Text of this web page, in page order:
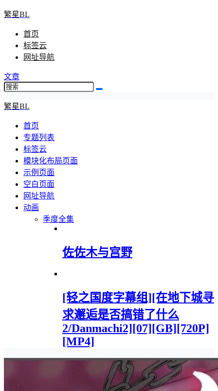
繁星BL
首页
标签云
网址导航
文章
繁星BL
首页
专题列表
标签云
模块化布局页面
示例页面
空白页面
网址导航
动画
季度全集
佐佐木与宫野
[轻之国度字幕组][在地下城寻
求邂逅是否搞错了什么
2/Danmachi2][07][GB][720P]
[MP4]